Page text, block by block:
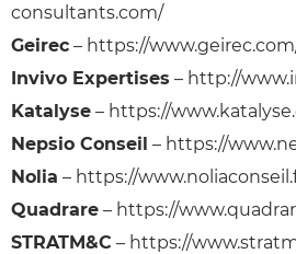
consultants.com/
Geirec – https://
Invivo Expertises – http://
Katalyse – https://
Nepsio Conseil – https://
Nolia – https://
Quadrare – https://
STRATM&C – https://